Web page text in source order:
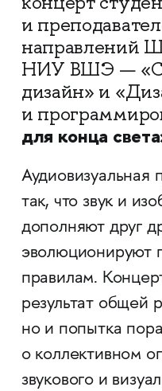
и
направлений
НИУ ВШЭ —
дизайн» и
и
для конца
Аудиовизуальная
так, что звук и
дополняют друг
эволюционируют
правилам.
результат общей
но и попытка
о коллективном
звукового и